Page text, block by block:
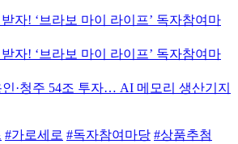
자! ‘브라보 마이 라이프’ 독자참여마
자! ‘브라보 마이 라이프’ 독자참여마
·청주 54조 투자… AI 메모리 생산기지
#가로세로 #독자참여마당 #상품추첨